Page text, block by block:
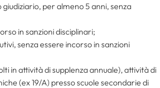
per almeno 5 anni, senza
in sanzioni disciplinari;
senza essere incorso in sanzioni
in attività di supplenza annuale), attività di
(ex 19/A) presso scuole secondarie di